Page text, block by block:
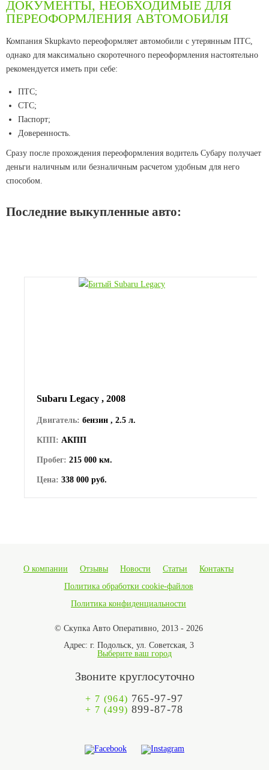
ДОКУМЕНТЫ, НЕОБХОДИМЫЕ ДЛЯ
ПЕРЕОФОРМЛЕНИЯ АВТОМОБИЛЯ
Компания Skupkavto переоформляет автомобили с утерянным ПТС,
однако для максимально скоротечного переоформления настоятельно
рекомендуется иметь при себе:
ПТС;
СТС;
Паспорт;
Доверенность.
Сразу после прохождения переоформления водитель Субару получает
деньги наличным или безналичным расчетом удобным для него
способом.
Последние выкупленные авто:
Subaru Legacy , 2008
Двигатель: бензин , 2.5 л.
КПП: АКПП
Пробег: 215 000 км.
Цена: 338 000 руб.
О компании Отзывы Новости Статьи
Контакты
Политика обработки cookie-файлов
Политика конфиденциальности
© Скупка Авто Оперативно, 2013 - 2026
Адрес: г. Подольск, ул. Советская, 3
Выберите ваш город
Звоните круглосуточно
+ 7 (964) 765-97-97
+ 7 (499) 899-87-78